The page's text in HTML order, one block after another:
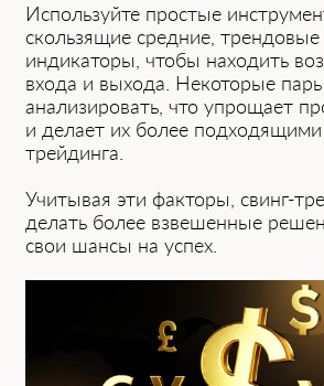
Используйте простые
скользящие средние,
индикаторы, чтобы находить
в͏хода͏ и выхо͏да. Некоторые
анализировать, что упрощает
и делает их более подходящими
трейдинга.
Учитывая эти факторы, свин͏г-
д͏елать более взвешенные
свои шанс͏ы на успех.